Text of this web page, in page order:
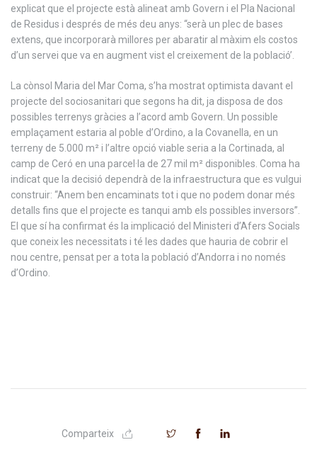
explicat que el projecte està alineat amb Govern i el Pla Nacional
de Residus i després de més deu anys: “serà un plec de bases
extens, que incorporarà millores per abaratir al màxim els costos
d’un servei que va en augment vist el creixement de la població’.
La cònsol Maria del Mar Coma, s’ha mostrat optimista davant el
projecte del sociosanitari que segons ha dit, ja disposa de dos
possibles terrenys gràcies a l’acord amb Govern. Un possible
emplaçament estaria al poble d’Ordino, a la Covanella, en un
terreny de 5.000 m² i l’altre opció viable seria a la Cortinada, al
camp de Ceró en una parcel·la de 27 mil m² disponibles. Coma ha
indicat que la decisió dependrà de la infraestructura que es vulgui
construir: “Anem ben encaminats tot i que no podem donar més
detalls fins que el projecte es tanqui amb els possibles inversors”.
El que sí ha confirmat és la implicació del Ministeri d’Afers Socials
que coneix les necessitats i té les dades que hauria de cobrir el
nou centre, pensat per a tota la població d’Andorra i no només
d’Ordino.
Comparteix